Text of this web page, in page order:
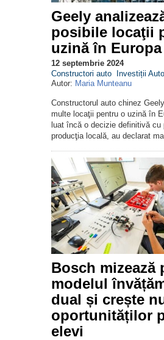
Geely
posibile locaţii
uzină în Europa
12 septembrie 2024
Constructori auto
Investiții Auto
Autor: Maria Munteanu
Constructorul auto chinez
multe locaţii pentru o uzină în
luat încă o decizie definitivă cu
producţia locală, au declarat
Bosch mizează
modelul
dual și crește
oportunităților
elevi